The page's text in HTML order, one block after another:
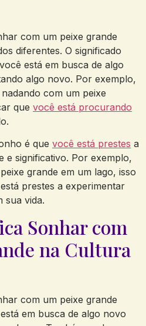
com um peixe grande
diferentes. O significado
está em busca de algo
algo novo. Por exemplo,
com um peixe
que você está procurando
é que você está prestes a
e significativo. Por exemplo,
grande em um lago, isso
prestes a experimentar
sua vida.
Sonhar com
na Cultura
com um peixe grande
em busca de algo novo